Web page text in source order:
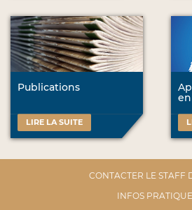
Publications
LIRE LA SUITE
CONTACTER LE STAFF
INFOS